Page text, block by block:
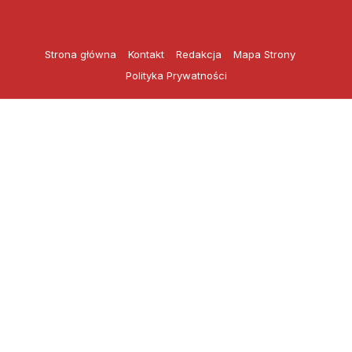
Strona główna Kontakt Redakcja
Mapa Strony
Polityka Prywatności